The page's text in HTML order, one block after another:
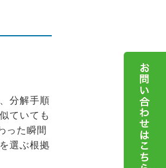
分解手順
ていても
った瞬間
選ぶ根拠